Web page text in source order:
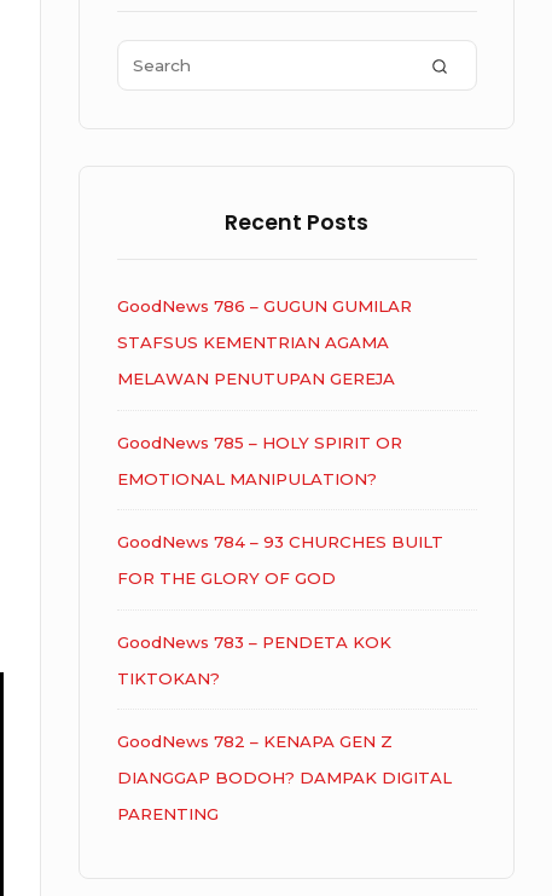
Search
for:
Recent Posts
GoodNews 786 – GUGUN GUMILAR
STAFSUS KEMENTRIAN AGAMA
MELAWAN PENUTUPAN GEREJA
GoodNews 785 – HOLY SPIRIT OR
EMOTIONAL MANIPULATION?
GoodNews 784 – 93 CHURCHES BUILT
FOR THE GLORY OF GOD
GoodNews 783 – PENDETA KOK
TIKTOKAN?
GoodNews 782 – KENAPA GEN Z
DIANGGAP BODOH? DAMPAK DIGITAL
PARENTING